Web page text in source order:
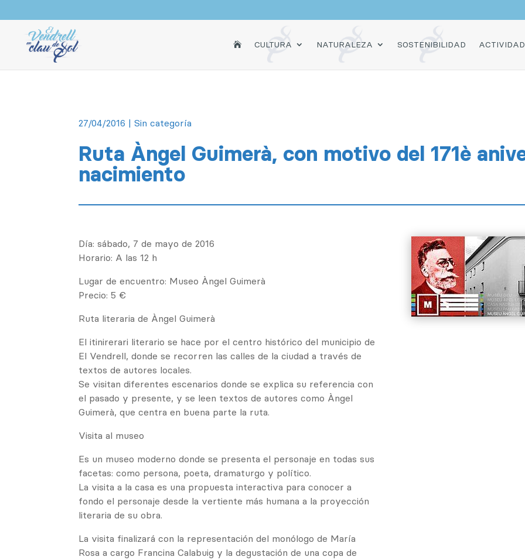
INICIOCULTURA NATURALEZA SOSTENIBILIDAD
27/04/2016 | Sin categoría
Ruta Àngel Guimerà, con motivo del 171è
nacimiento
Día: sábado, 7 de mayo de 2016
Horario: A las 12 h
Lugar de encuentro: Museo Àngel Guimerà
Precio: 5 €
Ruta literaria de Àngel Guimerà
El itinirerari literario se hace por el centro histórico del municipio de
El Vendrell, donde se recorren las calles de la ciudad a través de
textos de autores locales.
Se visitan diferentes escenarios donde se explica su referencia con
el pasado y presente, y se leen textos de autores como Àngel
Guimerà, que centra en buena parte la ruta.
Visita al museo
Es un museo moderno donde se presenta el personaje en todas sus
facetas: como persona, poeta, dramaturgo y político.
La visita a la casa es una propuesta interactiva para conocer a
fondo el personaje desde la vertiente más humana a la proyección
literaria de su obra.
La visita finalizará con la representación del monólogo de María
Rosa a cargo Francina Calabuig y la degustación de una copa de